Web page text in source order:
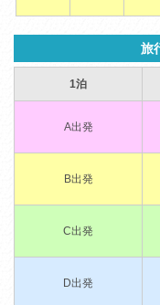
旅
1泊
A出発
B出発
C出発
D出発